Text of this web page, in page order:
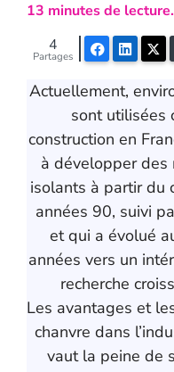
13 minutes de lecture.
Facebook
Partages
4
Actuellement,
sont utilisées
construction en
à développer des
isolants à partir du
années 90, suivi
et qui a évolué
années vers un
recherche
Les avantages et
chanvre dans
vaut la peine de